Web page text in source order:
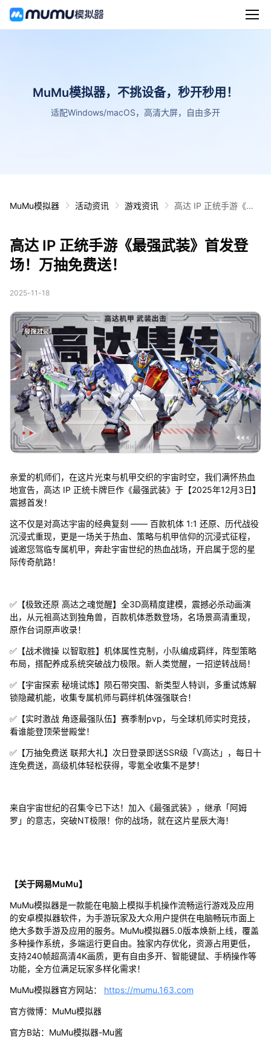
MuMu模拟器，不挑设备，秒开秒用！
适配Windows/macOS，高清大屏，自由多开
MuMu模拟器 活动资讯 游戏资讯
高达 IP 正统手游《最
高达 IP 正统手游《最强武装》首发登
场！万抽免费送！
2025-11-18
亲爱的机师们，在这片光束与机甲交织的宇宙时空，我们满怀热血
地宣告，高达 IP 正统卡牌巨作《最强武装》于【2025年12月3日】
震撼首发！
这不仅是对高达宇宙的经典复刻 —— 百款机体 1:1 还原、历代战役
沉浸式重现，更是一场关于热血、策略与机甲信仰的沉浸式征程，
诚邀您驾临专属机甲，奔赴宇宙世纪的热血战场，开启属于您的星
际传奇航路！
✅【极致还原 高达之魂觉醒】全3D高精度建模，震撼必杀动画演
出，从元祖高达到独角兽，百款机体悉数登场，名场景高清重现，
原作台词原声收录！
✅【战术微操 以智取胜】机体属性克制，小队编成羁绊，阵型策略
布局，搭配养成系统突破战力极限。新人类觉醒，一招逆转战局！
✅【宇宙探索 秘境试炼】陨石带突围、新类型人特训，多重试炼解
锁隐藏机能，收集专属机师与羁绊机体强强联合！
✅【实时激战 角逐最强队伍】赛季制pvp，与全球机师实时竞技，
看谁能登顶荣誉殿堂！
✅【万抽免费送 联邦大礼】次日登录即送SSR级「V高达」，每日十
连免费送，高级机体轻松获得，零氪全收集不是梦！
来自宇宙世纪的召集令已下达！加入《最强武装》，继承「阿姆
罗」的意志，突破NT极限！你的战场，就在这片星辰大海！
【关于网易MuMu】
MuMu模拟器是一款能在电脑上模拟手机操作流畅运行游戏及应用
的安卓模拟器软件，为手游玩家及大众用户提供在电脑畅玩市面上
绝大多数手游及应用的服务。MuMu模拟器5.0版本焕新上线，覆盖
多种操作系统，多端运行更自由。独家内存优化，资源占用更低，
支持240帧超高清4K画质，更有自由多开、智能键鼠、手柄操作等
功能，全方位满足玩家多样化需求！
MuMu模拟器官方网站： https://mumu.163.com
官方微博：MuMu模拟器
官方B站：MuMu模拟器-Mu酱